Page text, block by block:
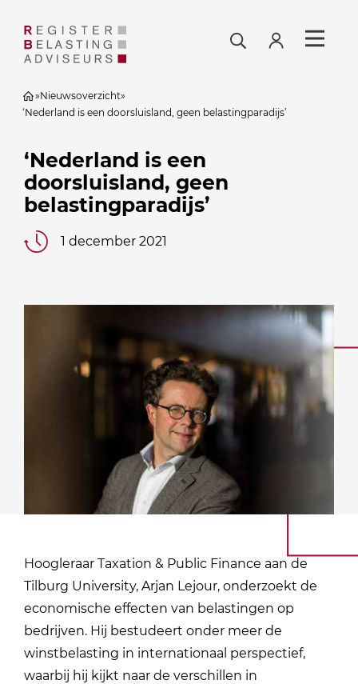
»Nieuwsoverzicht»
‘Nederland is een doorsluisland, geen belastingparadijs’
‘Nederland is een
doorsluisland, geen
belastingparadijs’
1 december 2021
Hoogleraar Taxation & Public Finance aan de
Tilburg University, Arjan Lejour, onderzoekt de
economische effecten van belastingen op
bedrijven. Hij bestudeert onder meer de
winstbelasting in internationaal perspectief,
waarbij hij kijkt naar de verschillen in